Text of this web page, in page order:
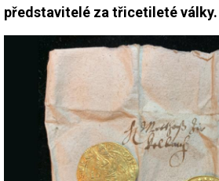
představitelé za třicetileté války.